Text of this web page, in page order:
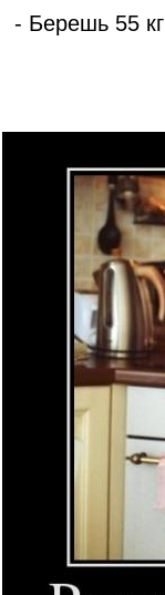
- Берешь 55